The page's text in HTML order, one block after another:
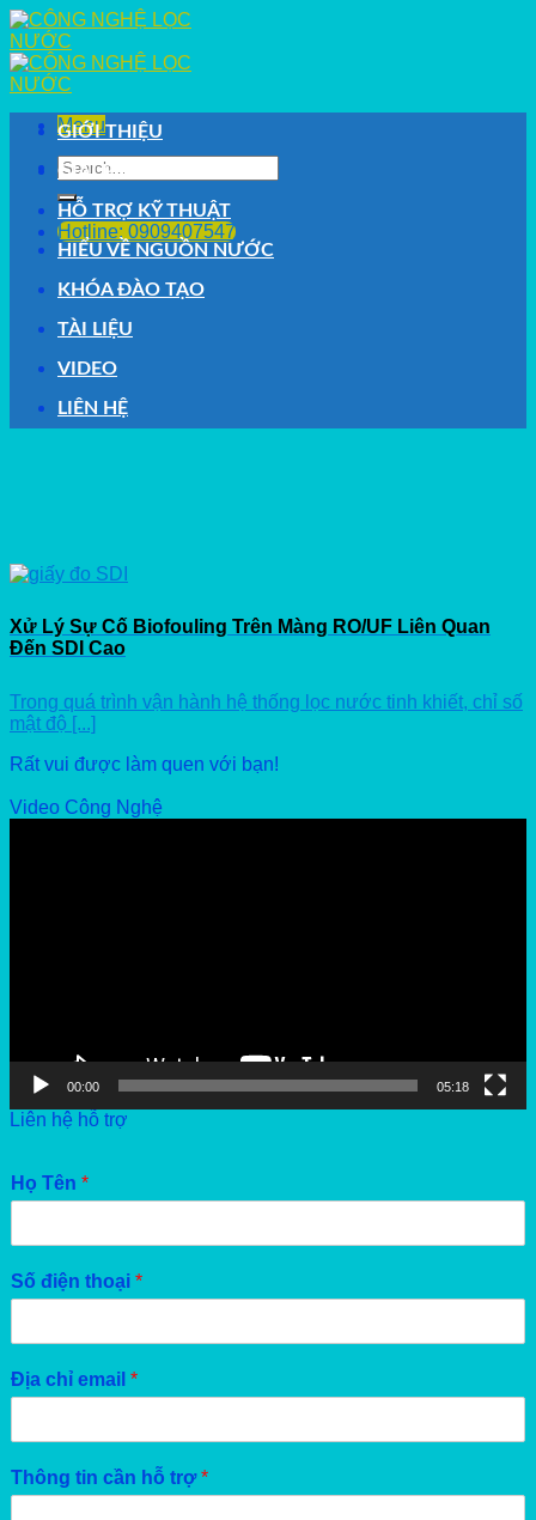
Skip
to
content
Menu
Search
for:
Hotline: 0909407547
GIỚI THIỆU
GIẢI PHÁP
HỖ TRỢ KỸ THUẬT
HIỂU VỀ NGUỒN NƯỚC
KHÓA ĐÀO TẠO
TÀI LIỆU
VIDEO
LIÊN HỆ
Xử Lý Sự Cố Biofouling Trên Màng RO/UF Liên Quan
Đến SDI Cao
Trong quá trình vận hành hệ thống lọc nước tinh khiết, chỉ số
mật độ [...]
Rất vui được làm quen với bạn!
Video Công Nghệ
00:00 05:18
Liên hệ hỗ trợ
Họ Tên *
Số điện thoại *
Địa chỉ email *
Thông tin cần hỗ trợ*